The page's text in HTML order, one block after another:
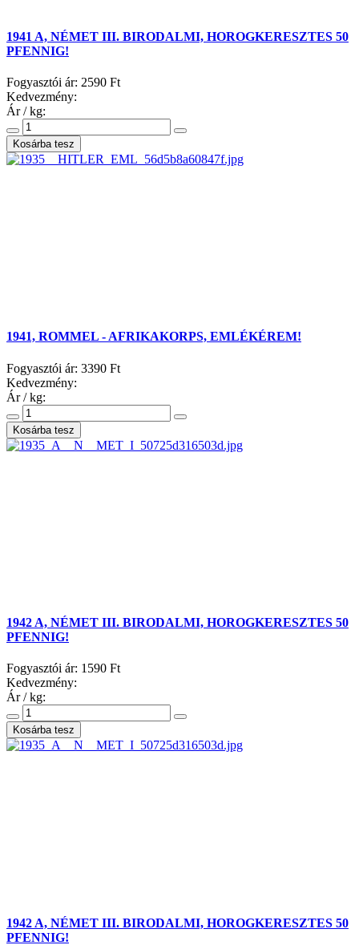
1941 A, NÉMET III. BIRODALMI, HOROGKERESZTES 50
PFENNIG!
Fogyasztói ár: 2590 Ft
Kedvezmény:
Ár / kg:
1941, ROMMEL - AFRIKAKORPS, EMLÉKÉREM!
Fogyasztói ár: 3390 Ft
Kedvezmény:
Ár / kg:
1942 A, NÉMET III. BIRODALMI, HOROGKERESZTES 50
PFENNIG!
Fogyasztói ár: 1590 Ft
Kedvezmény:
Ár / kg:
1942 A, NÉMET III. BIRODALMI, HOROGKERESZTES 50
PFENNIG!